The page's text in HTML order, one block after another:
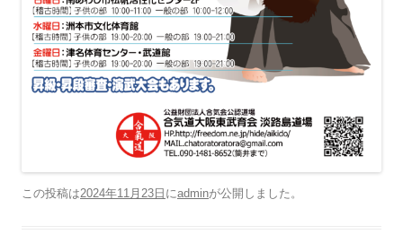
この投稿は2024年11月23日 にadminが公開しました 。